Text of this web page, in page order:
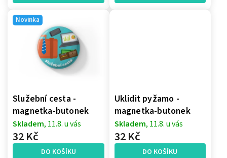
Novinka
Služební cesta -
magnetka-butonek
Skladem, 11.8. u vás
32 Kč
DO KOŠÍKU
Uklidit pyžamo -
magnetka-butonek
Skladem, 11.8. u vás
32 Kč
DO KOŠÍKU